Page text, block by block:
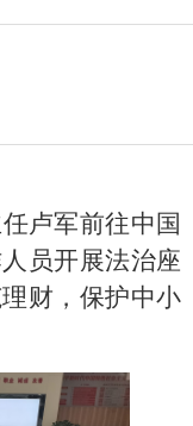
卢军前往中国
员开展法治座
财，保护中小